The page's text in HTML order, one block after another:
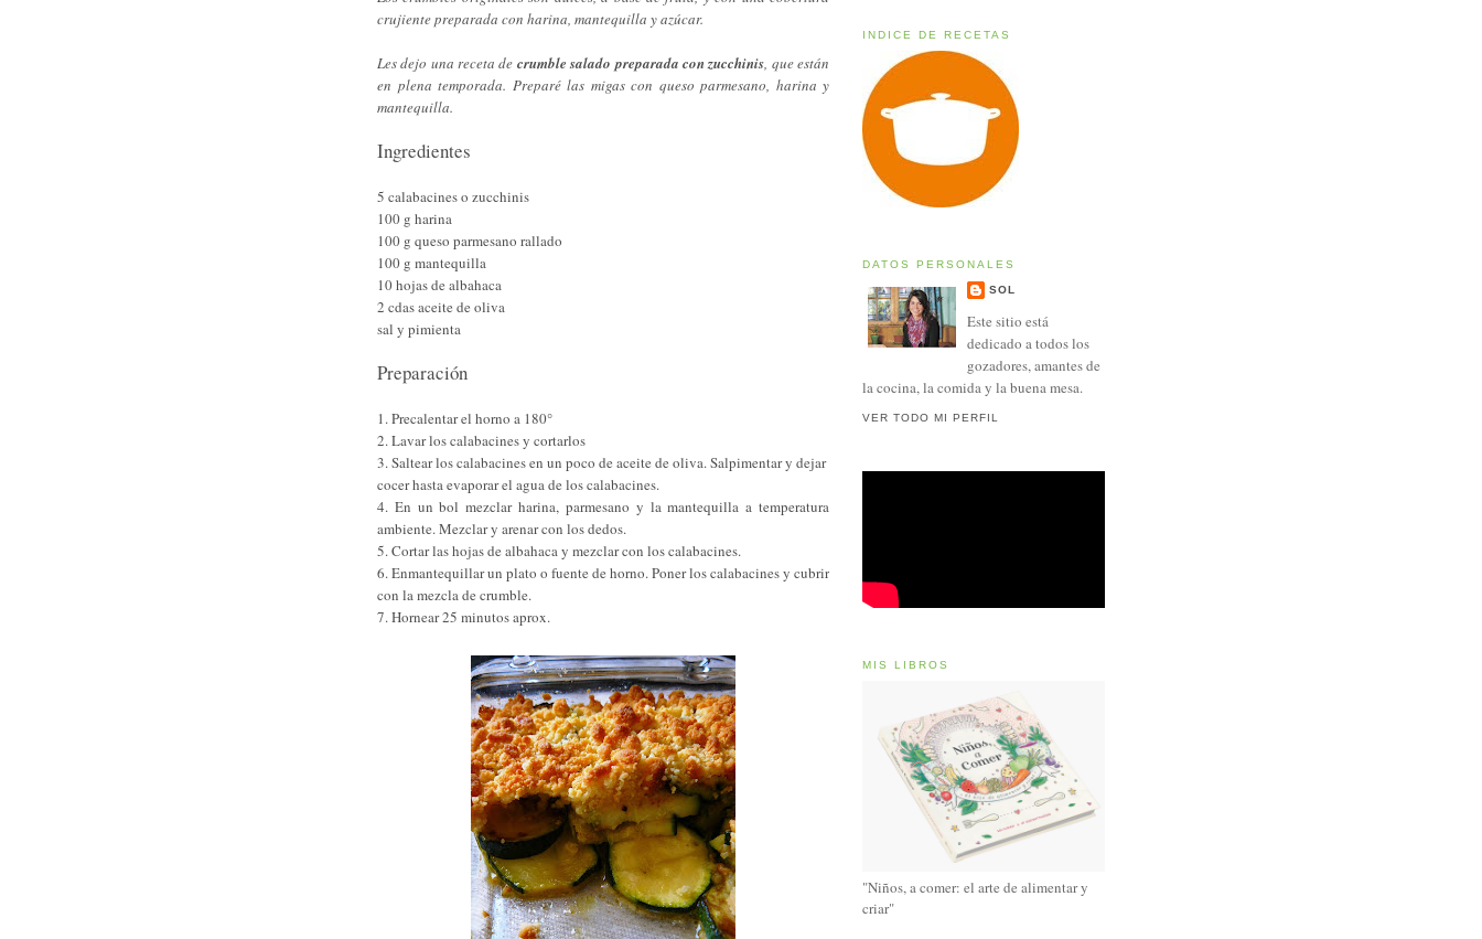
crujiente preparada con harina, mantequilla y azúcar.
Les dejo una receta de crumble salado preparada con zucchinis, que están
en plena temporada. Preparé las migas con queso parmesano, harina y
mantequilla.
Ingredientes
5 calabacines o zucchinis
100 g harina
100 g queso parmesano rallado
100 g mantequilla
10 hojas de albahaca
2 cdas aceite de oliva
sal y pimienta
Preparación
1. Precalentar el horno a 180°
2. Lavar los calabacines y cortarlos
3. Saltear los calabacines en un poco de aceite de oliva. Salpimentar y dejar
cocer hasta evaporar el agua de los calabacines.
4. En un bol mezclar harina, parmesano y la mantequilla a temperatura
ambiente. Mezclar y arenar con los dedos.
5. Cortar las hojas de albahaca y mezclar con los calabacines.
6. Enmantequillar un plato o fuente de horno. Poner los calabacines y cubrir
con la mezcla de crumble.
7. Hornear 25 minutos aprox.
INDICE DE RECETAS
DATOS PERSONALES
SOL
Este sitio está
dedicado a todos los
gozadores, amantes de
la cocina, la comida y la buena mesa.
VER TODO MI PERFIL
MIS LIBROS
"Niños, a comer: el arte de alimentar y
criar"